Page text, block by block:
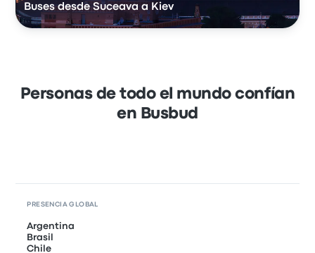
Buses desde Suceava a Kiev
Personas de todo el mundo confían
en Busbud
PRESENCIA GLOBAL
Argentina
Brasil
Chile